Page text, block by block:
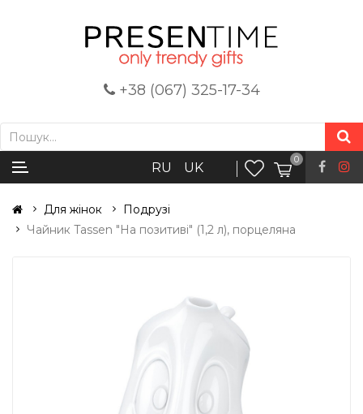
+38 (067) 325-17-34
RU UK
0
Для жінок
Подрузі
Чайник Tassen "На позитиві" (1,2 л), порцеляна